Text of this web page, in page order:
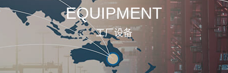
EQUIPMENT
工厂设备